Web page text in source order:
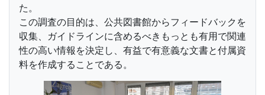
た。
この調査の目的は、公共図書館からフィードバックを
収集、ガイドラインに含めるべきもっとも有用で関連
性の高い情報を決定し、有益で有意義な文書と付属資
料を作成することである。